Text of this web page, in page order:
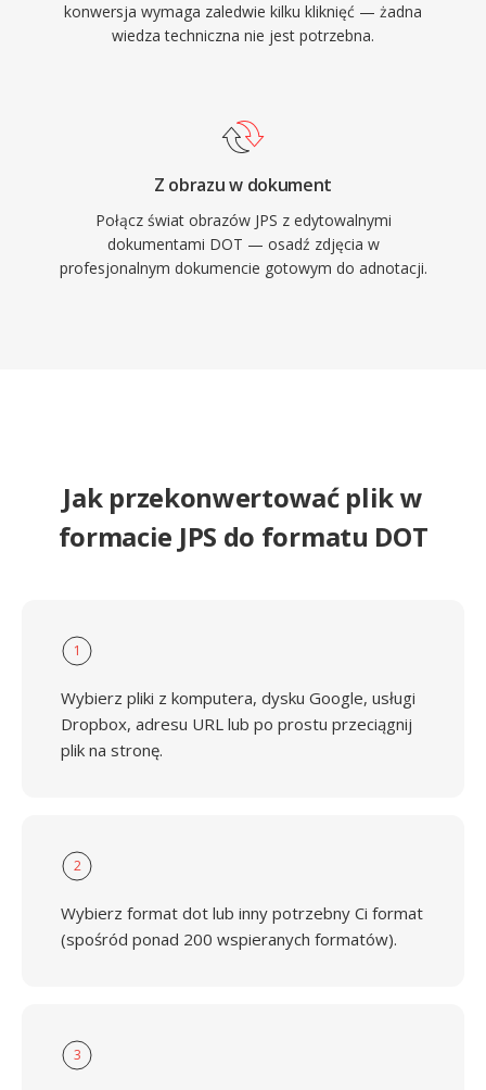
konwersja wymaga zaledwie kilku kliknięć — żadna
wiedza techniczna nie jest potrzebna.
Z obrazu w dokument
Połącz świat obrazów JPS z edytowalnymi
dokumentami DOT — osadź zdjęcia w
profesjonalnym dokumencie gotowym do adnotacji.
Jak przekonwertować plik w
formacie JPS do formatu DOT
1
Wybierz pliki z komputera, dysku Google, usługi
Dropbox, adresu URL lub po prostu przeciągnij
plik na stronę.
2
Wybierz format dot lub inny potrzebny Ci format
(spośród ponad 200 wspieranych formatów).
3